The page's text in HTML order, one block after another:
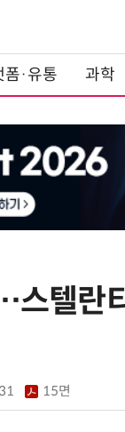
폼·유통 과학
텔란
15면